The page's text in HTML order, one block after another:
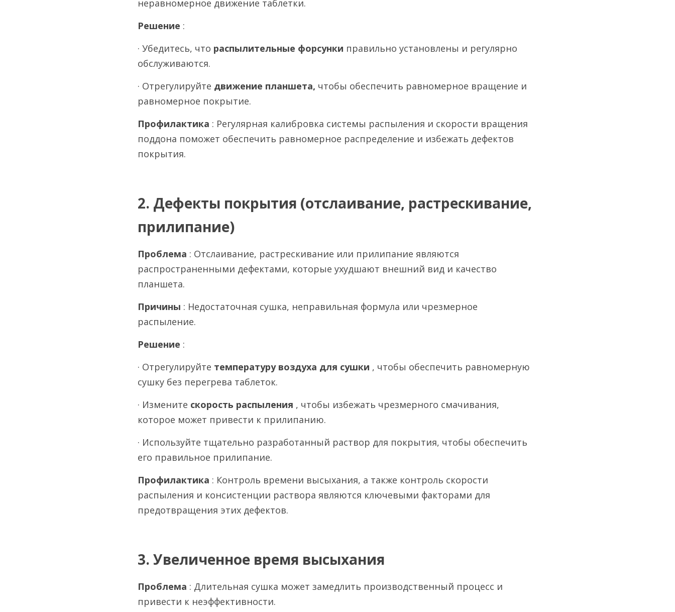
неравномерное движение таблетки.
Решение :
· Убедитесь, что распылительные форсунки правильно установлены и регулярно
обслуживаются.
· Отрегулируйте движение планшета, чтобы обеспечить равномерное вращение и
равномерное покрытие.
Профилактика : Регулярная калибровка системы распыления и скорости вращения
поддона поможет обеспечить равномерное распределение и избежать дефектов
покрытия.
2. Дефекты покрытия (отслаивание, растрескивание,
прилипание)
Проблема : Отслаивание, растрескивание или прилипание являются
распространенными дефектами, которые ухудшают внешний вид и качество
планшета.
Причины : Недостаточная сушка, неправильная формула или чрезмерное
распыление.
Решение :
· Отрегулируйте температуру воздуха для сушки , чтобы обеспечить равномерную
сушку без перегрева таблеток.
· Измените скорость распыления , чтобы избежать чрезмерного смачивания,
которое может привести к прилипанию.
· Используйте тщательно разработанный раствор для покрытия, чтобы обеспечить
его правильное прилипание.
Профилактика : Контроль времени высыхания, а также контроль скорости
распыления и консистенции раствора являются ключевыми факторами для
предотвращения этих дефектов.
3. Увеличенное время высыхания
Проблема : Длительная сушка может замедлить производственный процесс и
привести к неэффективности.